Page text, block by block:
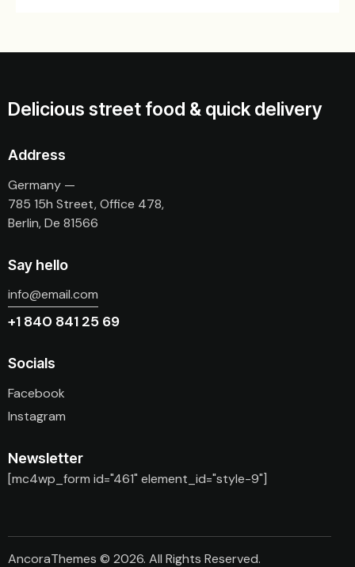
Delicious street food & quick delivery
Address
Germany —
785 15h Street, Office 478,
Berlin, De 81566
Say hello
info@email.com
+1 840 841 25 69
Socials
Facebook
Instagram
Newsletter
[mc4wp_form id="461" element_id="style-9"]
AncoraThemes © 2026. All Rights Reserved.